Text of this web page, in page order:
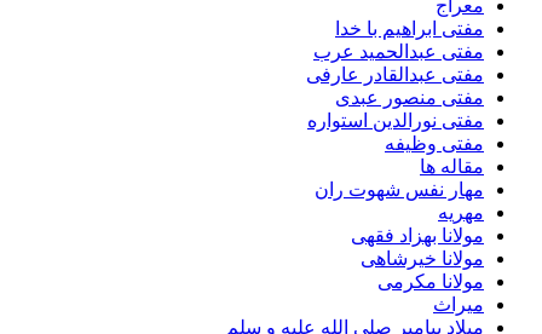
معراج
مفتی ابراهیم با خدا
مفتی عبدالحمید عرب
مفتی عبدالقادر عارفی
مفتی منصور عبدی
مفتی نورالدین استواره
مفتی وظیفه
مقاله ها
مهار نفس شهوت ران
مهریه
مولانا بهزاد فقهی
مولانا خیرشاهی
مولانا مکرمی
میراث
میلاد پیامبر صلی الله علیه و سلم